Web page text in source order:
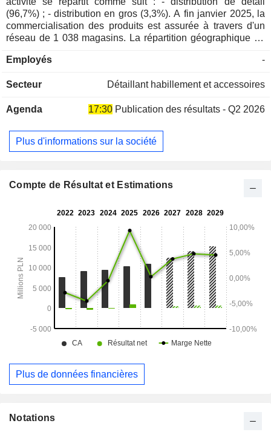
(96,7%) ; - distribution en gros (3,3%). A fin janvier 2025, la
commercialisation des produits est assurée à travers d'un
réseau de 1 038 magasins. La répartition géographique du
République Tchèque (6,7%), Hongrie (4,5%), Slovaquie
Croatie (2,2%), Ukraine (2,1%), Italie (1,3%), Slovénie (1%),
(0,4%), Suisse (0,4%), Serbie (0,4%), Suède (0,3%),
Employés -
Secteur Détaillant habillement et accessoires
Agenda 17:30 Publication des résultats - Q2 2026
Plus d'informations sur la société
Compte de Résultat et Estimations
Plus de données financières
Notations